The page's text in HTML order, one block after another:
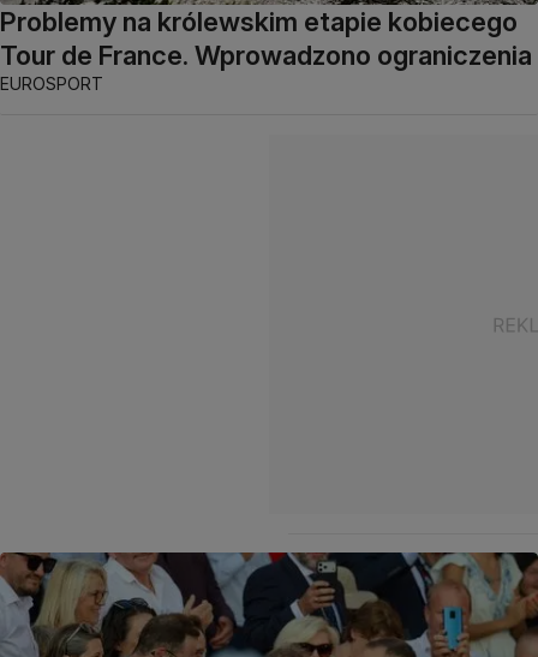
Problemy na królewskim etapie kobiecego
Tour de France. Wprowadzono ograniczenia
EUROSPORT